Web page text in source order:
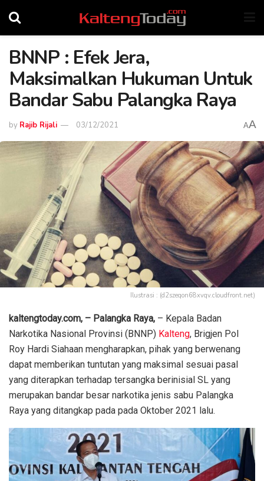
BNNP : Efek Jera,
Maksimalkan Hukuman Untuk
Bandar Sabu Palangka Raya
by Rajib Rijali 03/12/2021 AA
Ilustrasi : (d2szeqon68xvqv.cloudfront.net)
kaltengtoday.com, – Palangka Raya, – Kepala Badan
Narkotika Nasional Provinsi (BNNP) Kalteng, Brigjen Pol
Roy Hardi Siahaan mengharapkan, pihak yang berwenang
dapat memberikan tuntutan yang maksimal sesuai pasal
yang diterapkan terhadap tersangka berinisial SL yang
merupakan bandar besar narkotika jenis sabu Palangka
Raya yang ditangkap pada pada Oktober 2021 lalu.